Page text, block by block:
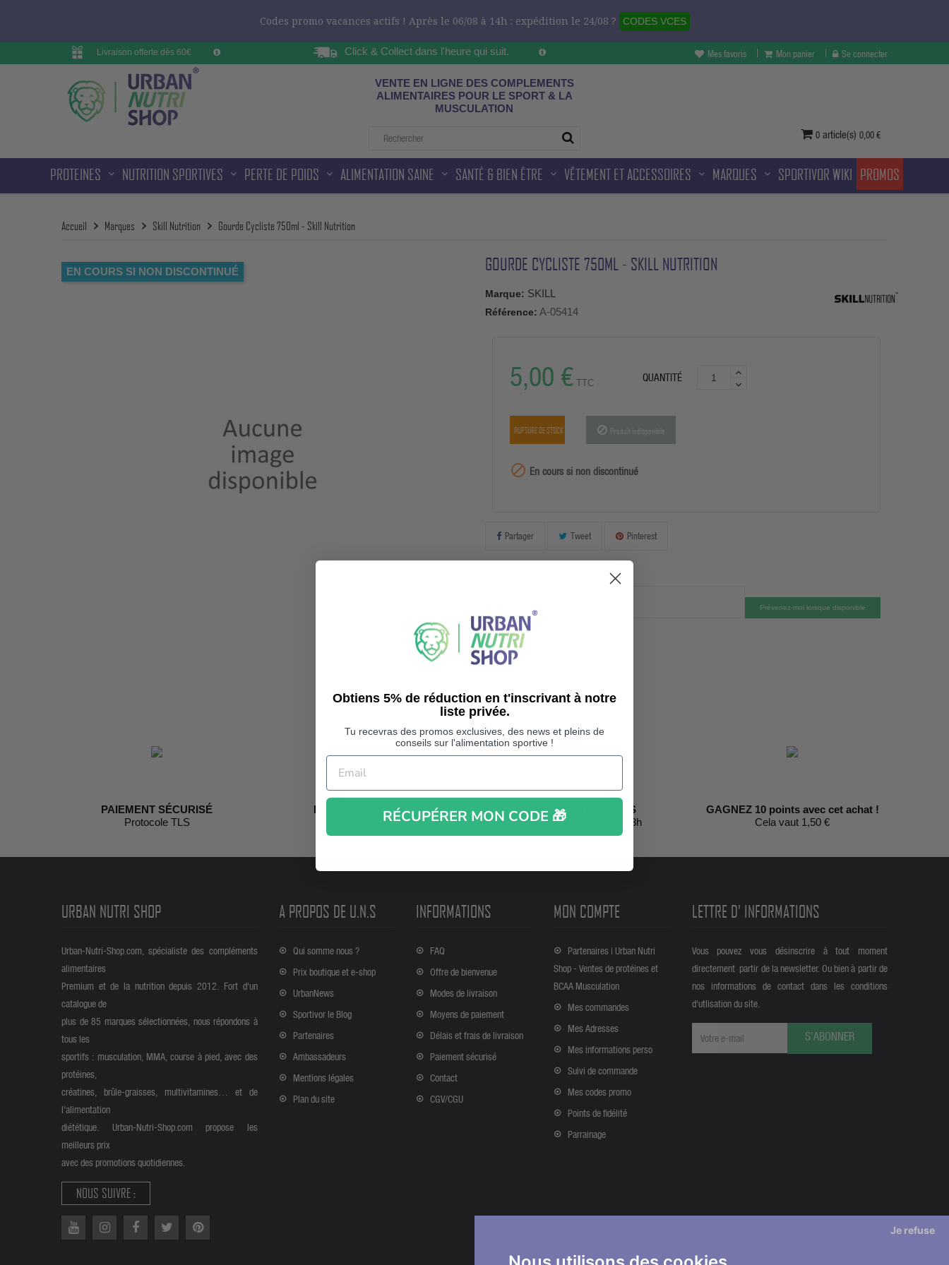
Je refuse
Codes promo vacances actifs ! Après le 06/08 à 14h : expédition le 24/08 ? CODES VCES
Livraison offerte dès 60€ Click & Collect dans l'heure qui suit.
Sur les horaires d'ouvertures à Melun et sans frais
additionnelle.
Mes favoris Mon panier Se connecter
VENTE EN LIGNE DES COMPLEMENTS
ALIMENTAIRES POUR LE SPORT & LA
MUSCULATION
0 article(s) 0,00 €
PROTEINES NUTRITION SPORTIVES PERTE DE POIDS ALIMENTATION SAINE SANTÉ & BIEN ÊTRE VÊTEMENT ET ACCESSOIRES MARQUES SPORTIVOR WIKI PROMOS
Accueil Marques Skill Nutrition Gourde Cycliste 750ml - Skill Nutrition
EN COURS SI NON DISCONTINUÉ GOURDE CYCLISTE 750ML - SKILL NUTRITION
Marque: SKILL
Référence: A-05414
5,00 € TTC QUANTITÉ
RUPTURE DE STOCK Produit indisponible
 En cours si non discontinué
Partager Tweet Pinterest
Prévenez-moi lorsque disponible
PAIEMENT SÉCURISÉ
Protocole TLS
LIVRAISON OFFERTE
dès 60€ d'achat
LIVRAISON EXPRESS
Rapide si passé avant 13h
GAGNEZ 10 points avec cet achat !
Cela vaut 1,50 €
URBAN NUTRI SHOP
Urban-Nutri-Shop.com, spécialiste des compléments
alimentaires
Premium et de la nutrition depuis 2012. Fort d'un
catalogue de
plus de 85 marques sélectionnées, nous répondons à
tous les
sportifs : musculation, MMA, course à pied, avec des
protéines,
créatines, brûle-graisses, multivitamines… et de
l'alimentation
diététique. Urban-Nutri-Shop.com propose les
meilleurs prix
avec des promotions quotidiennes.
NOUS SUIVRE :
A PROPOS DE U.N.S
Qui somme nous ?
Prix boutique et e-shop
UrbanNews
Sportivor le Blog
Partenaires
Ambassadeurs
Mentions légales
Plan du site
INFORMATIONS
FAQ
Offre de bienvenue
Modes de livraison
Moyens de paiement
Délais et frais de livraison
Paiement sécurisé
Contact
CGV/CGU
MON COMPTE
Partenaires | Urban Nutri
Shop - Ventes de protéines et
BCAA Musculation
Mes commandes
Mes Adresses
Mes informations perso
Suivi de commande
Mes codes promo
Points de fidélité
Parrainage
LETTRE D' INFORMATIONS
Vous pouvez vous désinscrire à tout moment
directement partir de la newsletter. Ou bien à partir de
nos informations de contact dans les conditions
d'utlisation du site.
S'ABONNER
Obtiens 5% de réduction en t'inscrivant à notre
liste privée.
Tu recevras des promos exclusives, des news et pleins de
conseils sur l'alimentation sportive !
RÉCUPÉRER MON CODE 🎁